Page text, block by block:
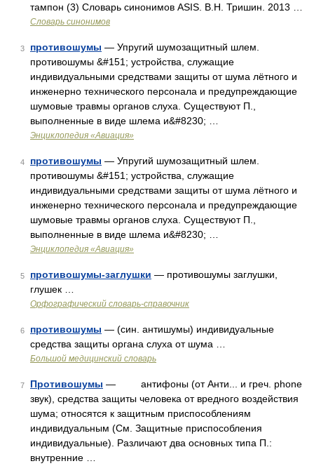
тампон (3) Словарь синонимов ASIS. В.Н. Тришин. 2013 …
Словарь синонимов
3 противошумы — Упругий шумозащитный шлем.
противошумы &#151; устройства, служащие
индивидуальными средствами защиты от шума лётного и
инженерно технического персонала и предупреждающие
шумовые травмы органов слуха. Существуют П.,
выполненные в виде шлема и&#8230; …
Энциклопедия «Авиация»
4 противошумы — Упругий шумозащитный шлем.
противошумы &#151; устройства, служащие
индивидуальными средствами защиты от шума лётного и
инженерно технического персонала и предупреждающие
шумовые травмы органов слуха. Существуют П.,
выполненные в виде шлема и&#8230; …
Энциклопедия «Авиация»
5 противошумы-заглушки — противошумы заглушки,
глушек …
Орфографический словарь-справочник
6 противошумы — (син. антишумы) индивидуальные
средства защиты органа слуха от шума …
Большой медицинский словарь
7 Противошумы — антифоны (от Анти... и греч. phone
звук), средства защиты человека от вредного воздействия
шума; относятся к защитным приспособлениям
индивидуальным (См. Защитные приспособления
индивидуальные). Различают два основных типа П.:
внутренние …